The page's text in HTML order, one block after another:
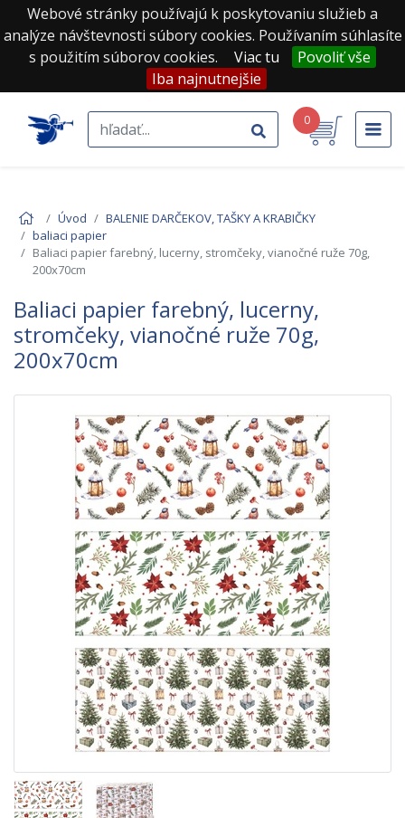
Webové stránky používajú k poskytovaniu služieb a
analýze návštevnosti súbory cookies. Používaním súhlasíte
s použitím súborov cookies.
Viac tu
Povoliť vše
Iba najnutnejšie
0
Úvod
BALENIE DARČEKOV, TAŠKY A KRABIČKY
baliaci papier
Baliaci papier farebný, lucerny, stromčeky, vianočné ruže 70g,
200x70cm
Baliaci papier farebný, lucerny,
stromčeky, vianočné ruže 70g,
200x70cm